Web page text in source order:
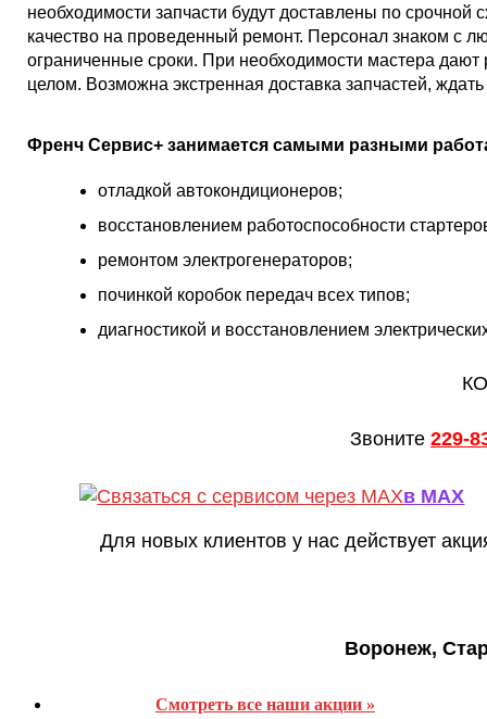
необходимости запчасти будут доставлены по
качество на проведенный ремонт. Персонал знаком с
ограниченные сроки. При необходимости мастера
целом. Возможна экстренная доставка запчастей,
Френч Сервис+ занимается самыми разными
отладкой автокондиционеров;
восстановлением работоспособности
ремонтом электрогенераторов;
починкой коробок передач всех типов;
диагностикой и восстановлением
Звоните229-
в MAX
Для новых клиентов у нас действует
Воронеж,
Смотреть все наши акции »